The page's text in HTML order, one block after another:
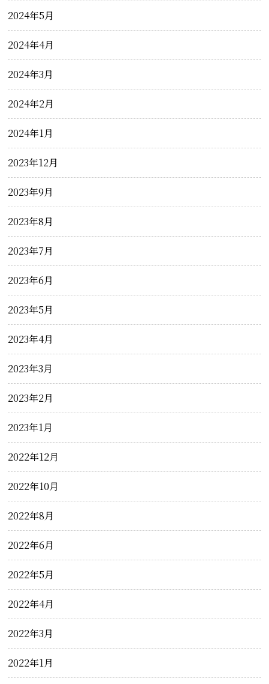
2024年5月
2024年4月
2024年3月
2024年2月
2024年1月
2023年12月
2023年9月
2023年8月
2023年7月
2023年6月
2023年5月
2023年4月
2023年3月
2023年2月
2023年1月
2022年12月
2022年10月
2022年8月
2022年6月
2022年5月
2022年4月
2022年3月
2022年1月